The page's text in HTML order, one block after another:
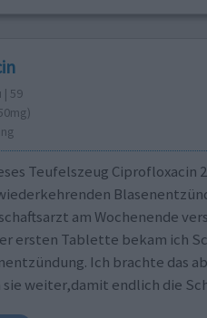
| 59
Teufelszeug Ciprofloxacin
am Wochenende
ersten Tablette bekam ich
Ich brachte das
sie weiter,damit endlich die